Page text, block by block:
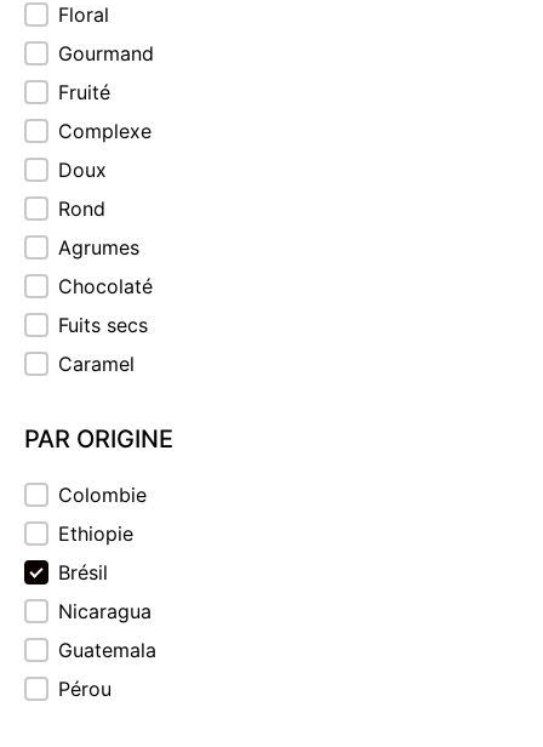
PAR PROFIL
Floral
Gourmand
Fruité
Complexe
Doux
Rond
Agrumes
Chocolaté
Fuits secs
Caramel
PAR ORIGINE
PAR ORIGINE
Colombie
Ethiopie
Brésil
Nicaragua
Guatemala
Pérou